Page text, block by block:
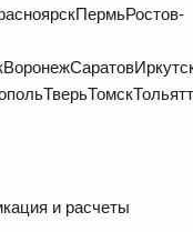
ПермьРостов-
ВоронежСаратов
ТверьТомск
и расчеты